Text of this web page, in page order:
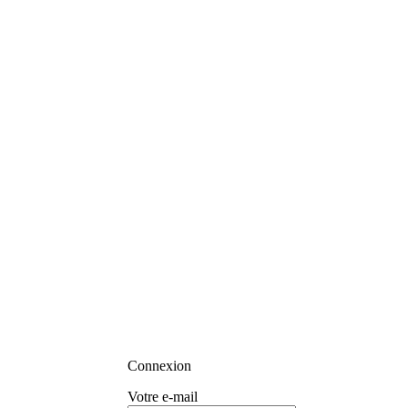
Connexion
Votre e-mail